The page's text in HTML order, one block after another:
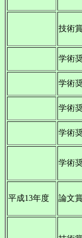
技術
学術
学術
学術
学術
学術
平成13年度 論文